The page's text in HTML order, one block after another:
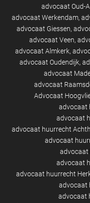
advocaat Oud-
advocaat Werkendam
advocaat Giessen
advocaat Veen
advocaat Almkerk
advocaat Oudendijk
advocaat
advocaat
Advocaat
advocaat
advocaat
advocaat huurrecht
advocaat
advocaat
advocaat
advocaat huurrecht
advocaat
advocaat